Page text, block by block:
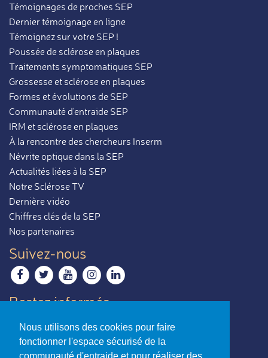
Nous utilisons des cookies pour faire
fonctionner l'espace sécurisé de la
Témoignages de proches SEP
Dernier témoignage en ligne
Témoignez sur votre SEP !
Poussée de sclérose en plaques
Traitements symptomatiques SEP
Grossesse et sclérose en plaques
Formes et évolutions de SEP
Communauté d'entraide SEP
IRM et sclérose en plaques
À la rencontre des chercheurs Inserm
Névrite optique dans la SEP
Actualités liées à la SEP
Notre Sclérose TV
Dernière vidéo
Chiffres clés de la SEP
Nos partenaires
Suivez-nous
Restez informés
Contactez-nous
Envoyer un e-mail